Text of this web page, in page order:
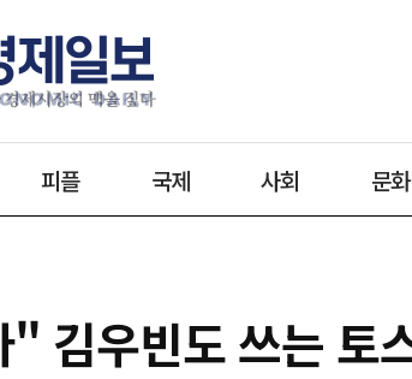
피플 국제 사회 문화
김우빈도 쓰는